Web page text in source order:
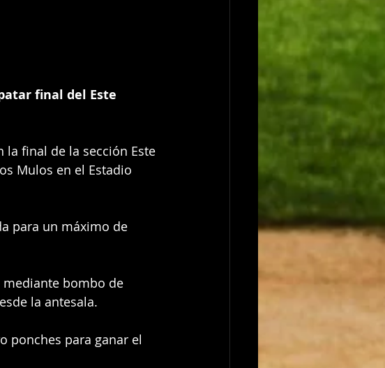
final del Este
la final de la sección Este
Mulos en el Estadio
para un máximo de
mediante bombo de
la antesala.
ponches para ganar el